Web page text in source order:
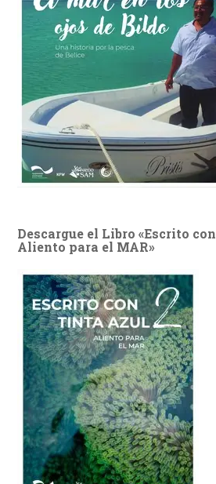
Descargue el Libro «Escrito
Aliento para el MAR»